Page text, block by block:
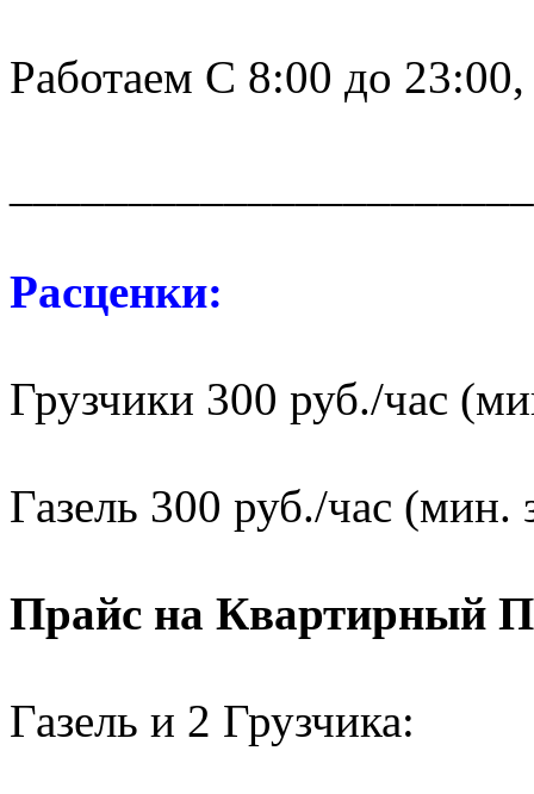
Работаем С 8:00 до
Расценки:
Грузчики 300 руб./час
Газель 300 руб./час (мин.
Прайс на Квартирный
Газель и 2 Грузчика: